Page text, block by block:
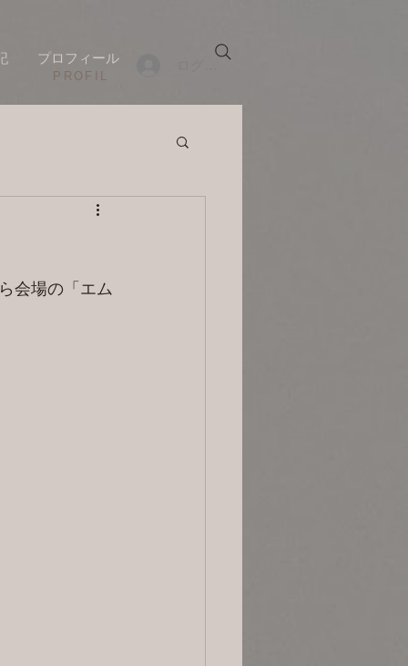
ログイン
プロフィール
​PROFIL
会場の「エム